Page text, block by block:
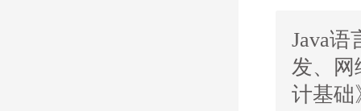
Java
发、网
计基础